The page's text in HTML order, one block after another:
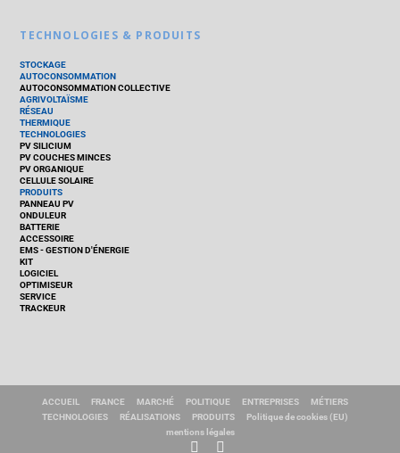
TECHNOLOGIES & PRODUITS
STOCKAGE
AUTOCONSOMMATION
AUTOCONSOMMATION COLLECTIVE
AGRIVOLTAÏSME
RÉSEAU
THERMIQUE
TECHNOLOGIES
PV SILICIUM
PV COUCHES MINCES
PV ORGANIQUE
CELLULE SOLAIRE
PRODUITS
PANNEAU PV
ONDULEUR
BATTERIE
ACCESSOIRE
EMS - GESTION D'ÉNERGIE
KIT
LOGICIEL
OPTIMISEUR
SERVICE
TRACKEUR
ACCUEIL FRANCE MARCHÉ POLITIQUE ENTREPRISES
MÉTIERS
TECHNOLOGIES
RÉALISATIONS PRODUITS
Politique de cookies (EU)
mentions légales